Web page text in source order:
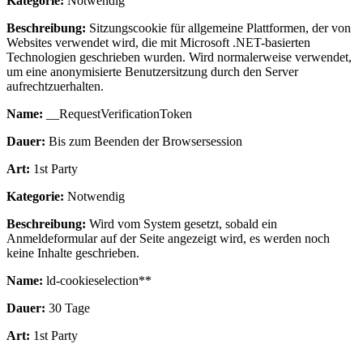
Beschreibung: Sitzungscookie für allgemeine Plattformen, der von
Websites verwendet wird, die mit Microsoft .NET-basierten
Technologien geschrieben wurden. Wird normalerweise verwendet,
um eine anonymisierte Benutzersitzung durch den Server
aufrechtzuerhalten.
Name: __RequestVerificationToken
Dauer: Bis zum Beenden der Browsersession
Art: 1st Party
Kategorie: Notwendig
Beschreibung: Wird vom System gesetzt, sobald ein
Anmeldeformular auf der Seite angezeigt wird, es werden noch
keine Inhalte geschrieben.
Name: ld-cookieselection**
Dauer: 30 Tage
Art: 1st Party